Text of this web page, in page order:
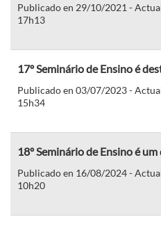
Publicado en 29/10/2021 -
17h13
17º Seminário de Ensino é
Publicado en 03/07/2023 -
15h34
18º Seminário de Ensino é
Publicado en 16/08/2024 -
10h20